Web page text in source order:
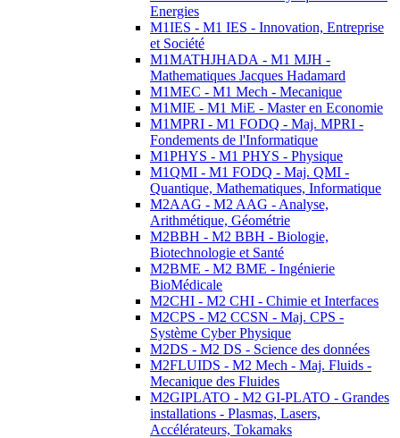
Energies
M1IES - M1 IES - Innovation, Entreprise
et Société
M1MATHJHADA - M1 MJH -
Mathematiques Jacques Hadamard
M1MEC - M1 Mech - Mecanique
M1MIE - M1 MiE - Master en Economie
M1MPRI - M1 FODQ - Maj. MPRI -
Fondements de l'Informatique
M1PHYS - M1 PHYS - Physique
M1QMI - M1 FODQ - Maj. QMI -
Quantique, Mathematiques, Informatique
M2AAG - M2 AAG - Analyse,
Arithmétique, Géométrie
M2BBH - M2 BBH - Biologie,
Biotechnologie et Santé
M2BME - M2 BME - Ingénierie
BioMédicale
M2CHI - M2 CHI - Chimie et Interfaces
M2CPS - M2 CCSN - Maj. CPS -
Système Cyber Physique
M2DS - M2 DS - Science des données
M2FLUIDS - M2 Mech - Maj. Fluids -
Mecanique des Fluides
M2GIPLATO - M2 GI-PLATO - Grandes
installations - Plasmas, Lasers,
Accélérateurs, Tokamaks